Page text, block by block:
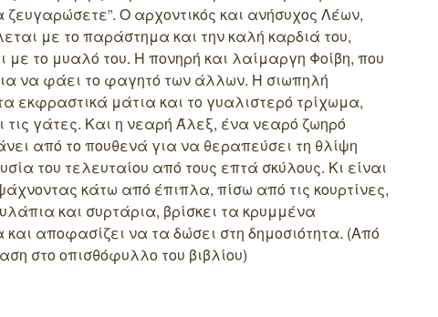
ζευγαρώσετε”. Ο αρχοντικός και ανήσυχος Λέων,
με το παράστημα και την καλή καρδιά του,
με το μυαλό του. Η πονηρή και λαίμαργη Φοίβη, που
να φάει το φαγητό των άλλων. Η σιωπηλή
εκφραστικά μάτια και το γυαλιστερό τρίχωμα,
τις γάτες. Και η νεαρή Άλεξ, ένα νεαρό ζωηρό
από το πουθενά για να θεραπεύσει τη θλίψη
του τελευταίου από τους επτά σκύλους. Κι είναι
κάτω από έπιπλα, πίσω από τις κουρτίνες,
και συρτάρια, βρίσκει τα κρυμμένα
αποφασίζει να τα δώσει στη δημοσιότητα. (Από
στο οπισθόφυλλο του βιβλίου)